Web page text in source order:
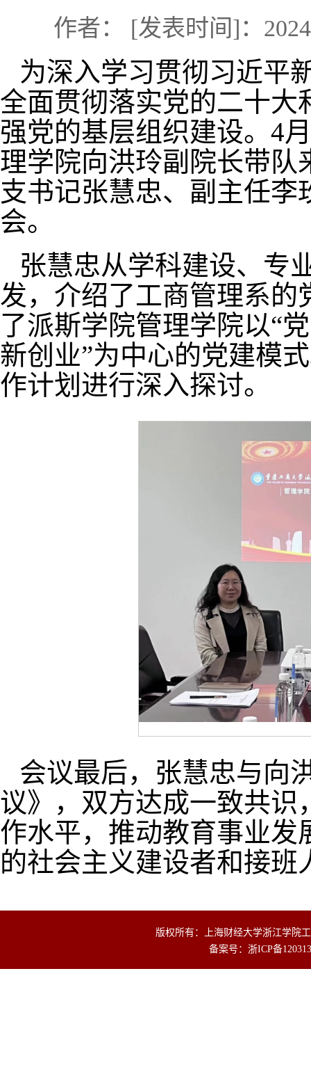
作者： [发表时间]：
为深入学习贯彻习近平
全面贯彻落实党的二十大
强党的基层组织建设。4
理学院向洪玲副院长带队
支书记张慧忠、副主任
会。
张慧忠从学科建设、专
发，介绍了工商管理系的
了派斯学院管理学院以“
新创业”为中心的党建模
作计划进行深入探讨。
会议最后，张慧忠与向
议》，双方达成一致共识
作水平，推动教育事业发
的社会主义建设者和接
版权所有：上海财经大学浙江学院
备案号： 浙ICP备